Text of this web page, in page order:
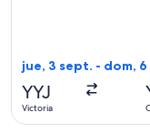
jue, 3 sept. - dom,
YYJ
Victoria